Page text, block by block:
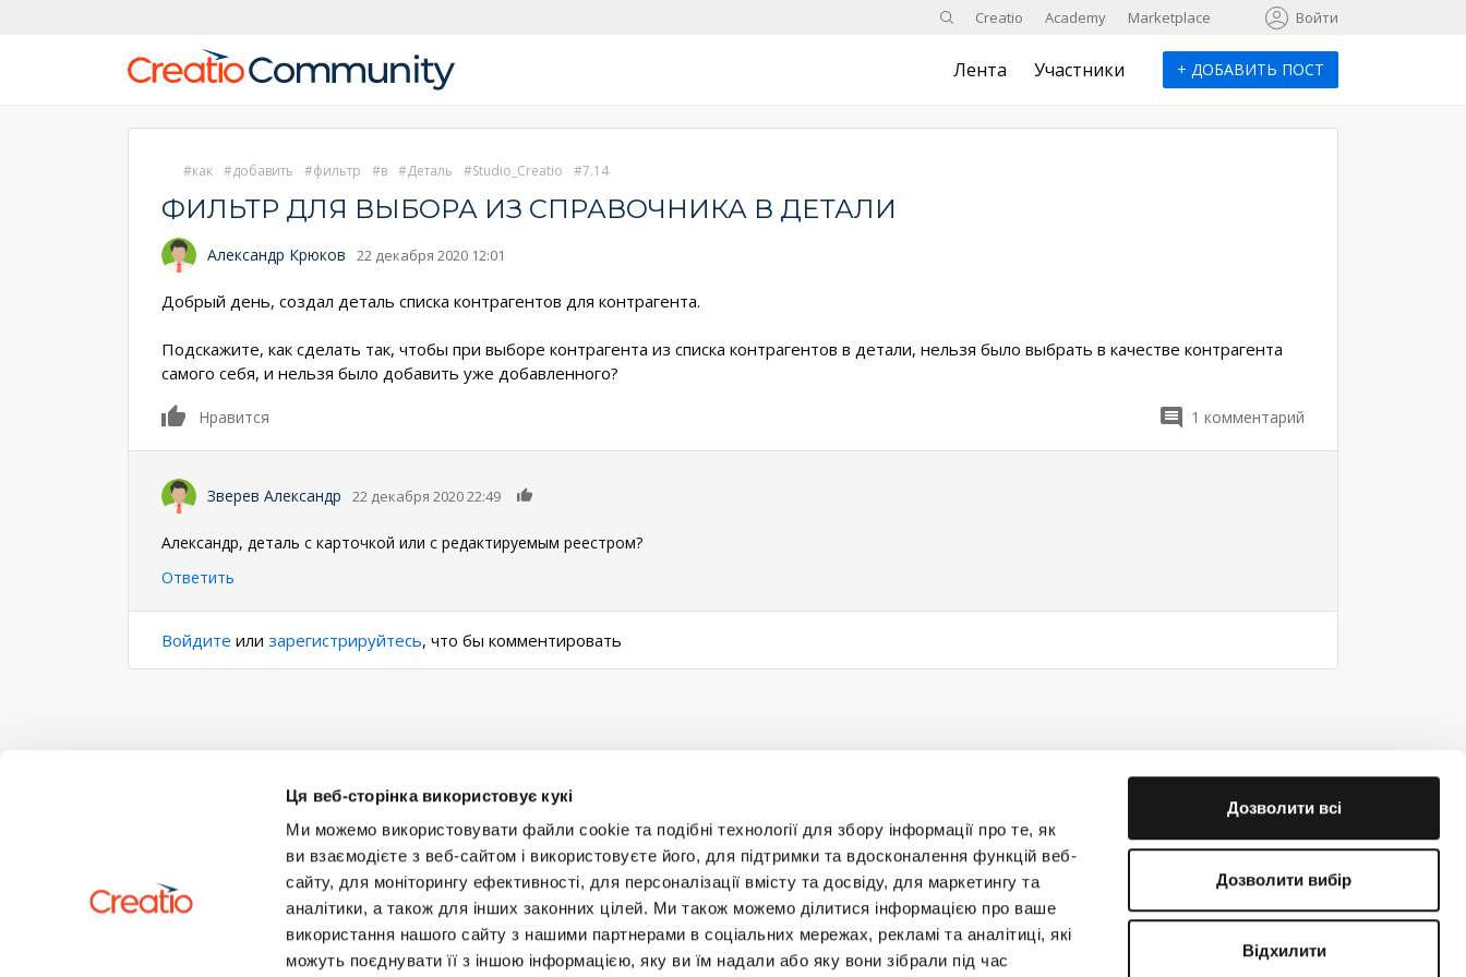
Ця веб-сторінка використовує кукі
Ми можемо використовувати файли cookie та подібні технології для збору інформації про те, як
ви взаємодієте з веб-сайтом і використовуєте його, для підтримки та вдосконалення функцій веб-
сайту, для моніторингу ефективності, для персоналізації вмісту та досвіду, для маркетингу та
аналітики, а також для інших законних цілей. Ми також можемо ділитися інформацією про ваше
використання нашого сайту з нашими партнерами в соціальних мережах, рекламі та аналітиці, які
можуть поєднувати її з іншою інформацією, яку ви їм надали або яку вони зібрали під час
Дозволити всі
Дозволити вибір
Відхилити
ПоискCreatio Academy Marketplace Войти
Лента Участники + ДОБАВИТЬ ПОСТ
как добавить фильтр в Деталь Studio_Creatio 7.14
ФИЛЬТР ДЛЯ ВЫБОРА ИЗ СПРАВОЧНИКА В ДЕТАЛИ
Александр Крюков 22 декабря 2020 12:01
Добрый день, создал деталь списка контрагентов для контрагента.
Подскажите, как сделать так, чтобы при выборе контрагента из списка контрагентов в детали, нельзя было выбрать в качестве контрагента
самого себя, и нельзя было добавить уже добавленного?
0
Нравится 1 комментарий
Зверев Александр 22 декабря 2020 22:49
Александр, деталь с карточкой или с редактируемым реестром?
Ответить
Войдите или зарегистрируйтесь, что бы комментировать
Будьте на связи!